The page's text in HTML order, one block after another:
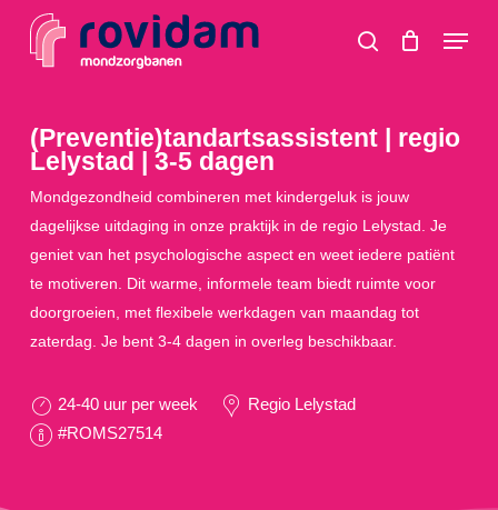
search
Menu
(Preventie)tandartsassistent | regio
Lelystad | 3-5 dagen
Mondgezondheid combineren met kindergeluk is jouw
dagelijkse uitdaging in onze praktijk in de regio Lelystad. Je
geniet van het psychologische aspect en weet iedere patiënt
te motiveren. Dit warme, informele team biedt ruimte voor
doorgroeien, met flexibele werkdagen van maandag tot
zaterdag. Je bent 3-4 dagen in overleg beschikbaar.
24-40 uur per week
Regio Lelystad
#ROMS27514